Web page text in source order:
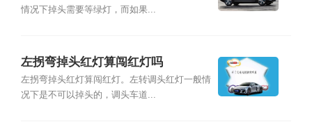
情况下掉头需要等绿灯，而如果...
左拐弯掉头红灯算闯红灯吗
左拐弯掉头红灯算闯红灯。左转调头红灯一般情
况下是不可以掉头的，调头车道...